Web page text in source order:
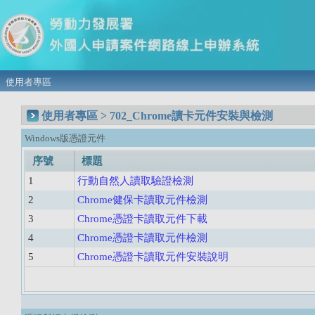
使用者專區
使用者專區 > 702_Chrome讀卡元件安裝與檢測
Windows版憑證元件
序號
標題
1
行動自然人讀取驗證檢測
2
Chrome健保卡讀取元件檢測
3
Chrome憑證卡讀取元件下載
4
Chrome憑證卡讀取元件檢測
5
Chrome憑證卡讀取元件安裝說明